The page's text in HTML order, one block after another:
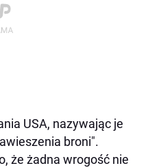
USA, nazywając je
broni".
że żadna wrogość nie